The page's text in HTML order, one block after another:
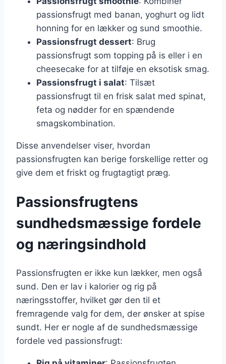
passionsfrugt med banan, yoghurt og lidt
honning for en lækker og sund smoothie.
Passionsfrugt dessert: Brug
passionsfrugt som topping på is eller i en
cheesecake for at tilføje en eksotisk smag.
Passionsfrugt i salat: Tilsæt
passionsfrugt til en frisk salat med spinat,
feta og nødder for en spændende
smagskombination.
Disse anvendelser viser, hvordan
passionsfrugten kan berige forskellige retter og
give dem et friskt og frugtagtigt præg.
Passionsfrugtens
sundhedsmæssige fordele
og næringsindhold
Passionsfrugten er ikke kun lækker, men også
sund. Den er lav i kalorier og rig på
næringsstoffer, hvilket gør den til et
fremragende valg for dem, der ønsker at spise
sundt. Her er nogle af de sundhedsmæssige
fordele ved passionsfrugt: